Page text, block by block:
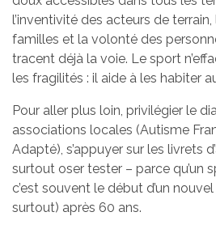
l’inventivité des acteurs de
familles et la volonté des
tracent déjà la voie. Le sport
les fragilités : il aide à les habiter
Pour aller plus loin, privilégier le
associations locales (Autisme
Adapté), s’appuyer sur les livrets
surtout oser tester – parce qu’un
c’est souvent le début d’un
surtout) après 60 ans.